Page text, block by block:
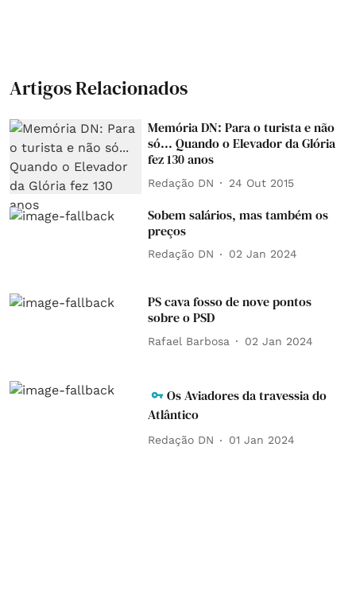
Artigos Relacionados
Memória DN: Para o turista e não
só... Quando o Elevador da Glória
fez 130 anos
Redação DN 24 Out 2015
Sobem salários, mas também os
preços
Redação DN 02 Jan 2024
PS cava fosso de nove pontos
sobre o PSD
Rafael Barbosa 02 Jan 2024
Os Aviadores da travessia do
Atlântico
Redação DN 01 Jan 2024